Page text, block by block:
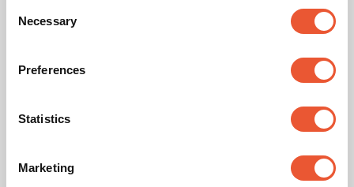
Selection
Necessary
Preferences
Statistics
Marketing